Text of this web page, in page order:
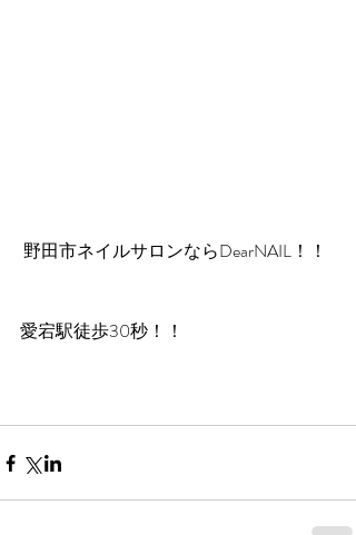
野田市ネイルサロンならDearNAIL！！
愛宕駅徒歩30秒！！